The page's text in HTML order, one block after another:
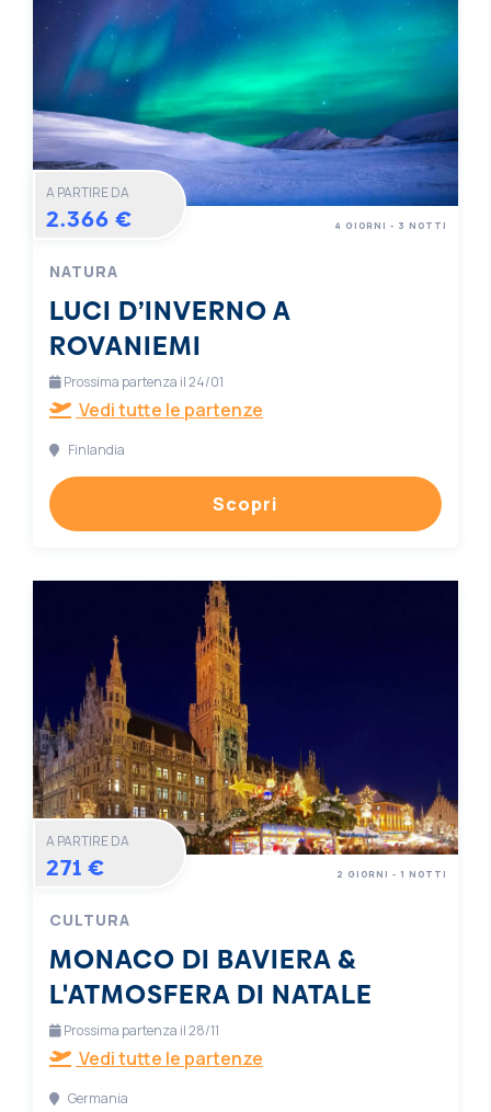
A PARTIRE DA
2.366 €
NATURA
LUCI D’INVERNO A
ROVANIEMI
4 GIORNI - 3 NOTTI
Prossima partenza il 24/01
Vedi tutte le partenze
Finlandia
Scopri
A PARTIRE DA
271 €
CULTURA
MONACO DI BAVIERA &
L'ATMOSFERA DI NATALE
2 GIORNI - 1 NOTTI
Prossima partenza il 28/11
Vedi tutte le partenze
Germania